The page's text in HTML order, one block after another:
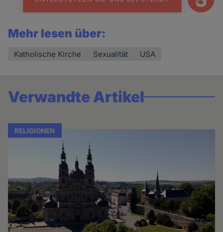
Mehr lesen über:
Katholische Kirche Sexualität USA
Verwandte Artikel
RELIGIONEN